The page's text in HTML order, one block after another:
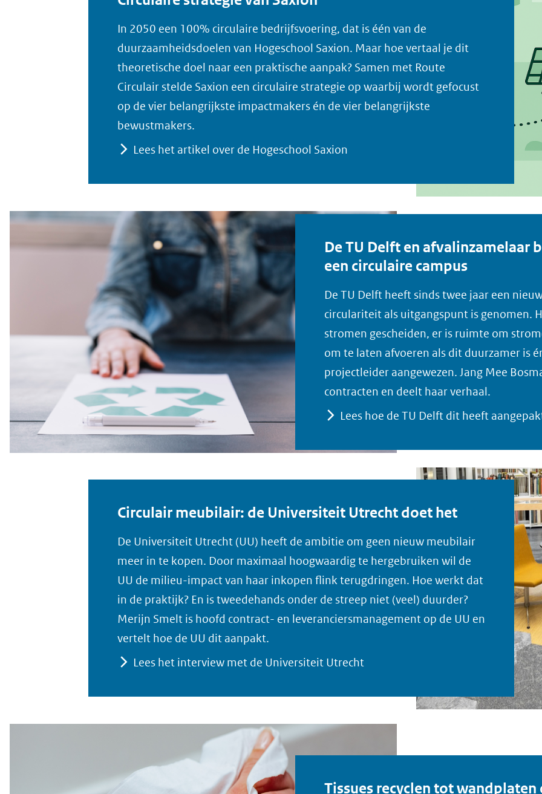
In 2050 een 100% circulaire bedrijfsvoering, dat is één van de
duurzaamheidsdoelen van Hogeschool Saxion. Maar hoe vertaal je dit
theoretische doel naar een praktische aanpak? Samen met Route
Circulair stelde Saxion een circulaire strategie op waarbij wordt gefocust
op de vier belangrijkste impactmakers én de vier belangrijkste
bewustmakers.
Lees het artikel over de Hogeschool Saxion
De TU Delft en afvalinzamelaar
een circulaire campus
De TU Delft heeft sinds twee jaar een
circulariteit als uitgangspunt is genomen.
stromen gescheiden, er is ruimte om
om te laten afvoeren als dit duurzamer is
projectleider aangewezen. Jang Mee
contracten en deelt haar verhaal.
Lees hoe de TU Delft dit heeft
Circulair meubilair: de Universiteit Utrecht doet het
De Universiteit Utrecht (UU) heeft de ambitie om geen nieuw meubilair
meer in te kopen. Door maximaal hoogwaardig te hergebruiken wil de
UU de milieu-impact van haar inkopen flink terugdringen. Hoe werkt dat
in de praktijk? En is tweedehands onder de streep niet (veel) duurder?
Merijn Smelt is hoofd contract- en leveranciersmanagement op de UU en
vertelt hoe de UU dit aanpakt.
Lees het interview met de Universiteit Utrecht
Tissues recyclen tot wandplaten